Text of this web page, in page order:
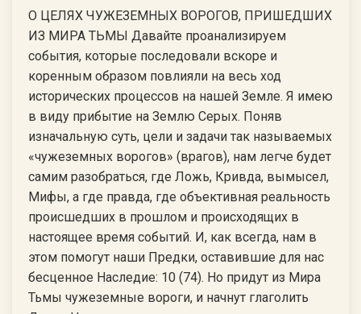
О ЦЕЛЯХ ЧУЖЕЗЕМНЫХ ВОРОГОВ, ПРИШЕДШИХ
ИЗ МИРА ТЬМЫ Давайте проанализируем
события, которые последовали вскоре и
коренным образом повлияли на весь ход
исторических процессов на нашей Земле. Я имею
в виду прибытие на Землю Серых. Поняв
изначальную суть, цели и задачи так называемых
«чужеземных ворогов» (врагов), нам легче будет
самим разобраться, где Ложь, Кривда, вымысел,
Мифы, а где правда, где объективная реальность
происшедших в прошлом и происходящих в
настоящее время событий. И, как всегда, нам в
этом помогут наши Предки, оставившие для нас
бесценное Наследие: 10 (74). Но придут из Мира
Тьмы чужеземные вороги, и начнут глаголить